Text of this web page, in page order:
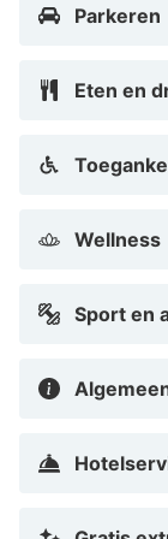
niets wordt
Parkeren
Eten en
Wellness
Sport en